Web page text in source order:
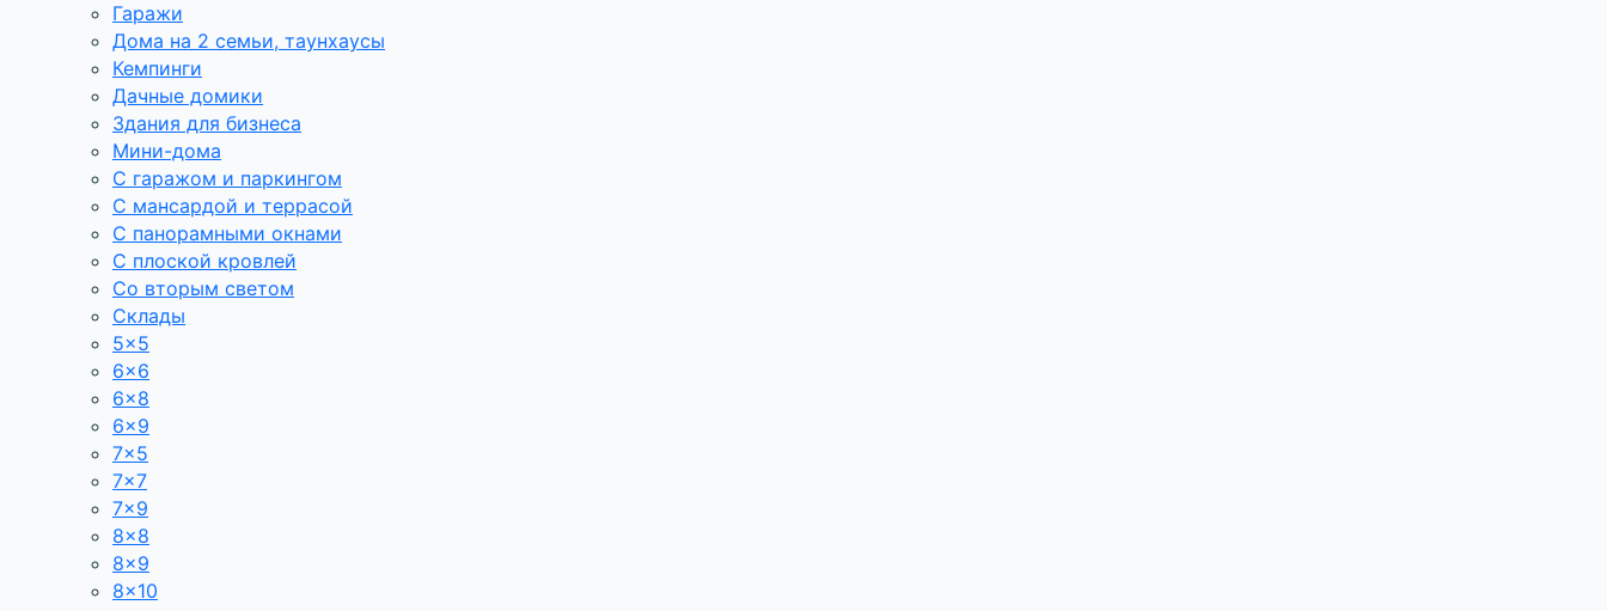
Гаражи
Дома на 2 семьи, таунхаусы
Кемпинги
Дачные домики
Здания для бизнеса
Мини-дома
С гаражом и паркингом
С мансардой и террасой
С панорамными окнами
С плоской кровлей
Со вторым светом
Склады
5×5
6×6
6×8
6×9
7×5
7×7
7×9
8×8
8×9
8×10